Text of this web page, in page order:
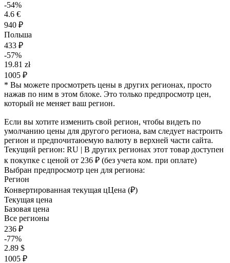
-54%
4.6 €
940 ₽
Польша
433 ₽
-57%
19.81 zł
1005 ₽
* Вы можете просмотреть цены в других регионах, просто
нажав по ним в этом блоке. Это только предпросмотр цен,
который не меняет ваш регион.
Если вы хотите изменить свой регион, чтобы видеть по
умолчанию цены для другого региона, вам следует настроить
регион и предпочитаюемую валюту в верхней части сайта.
Текущий регион: RU | В других регионах этот товар доступен
к покупке с ценой от 236 ₽ (без учета ком. при оплате)
Выбран предпросмотр цен для региона:
Регион
Конвертированная текущая цЦена (₽)
Текущая цена
Базовая цена
Все регионы
236 ₽
-77%
2.89 $
1005 ₽